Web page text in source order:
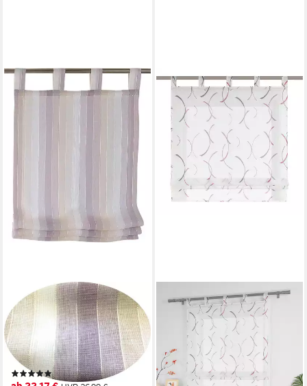
KUTTI
Raffrollo Claire, mit Schlaufen,
freihängend, gestreift,
Webstreifen, Polyester,
Schlaufengardine
(3)